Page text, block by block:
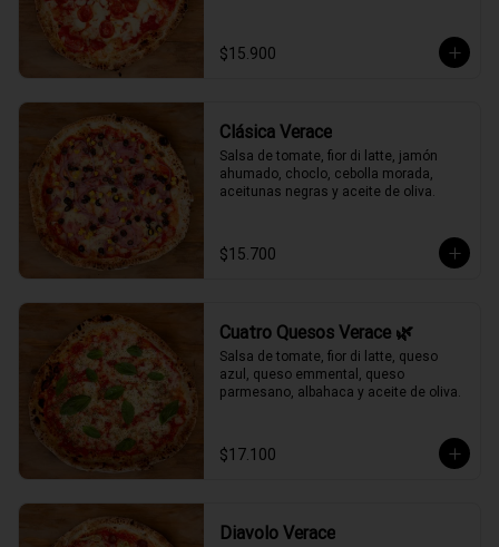
$15.900
Clásica Verace
Salsa de tomate, fior di latte, jamón
ahumado, choclo, cebolla morada,
aceitunas negras y aceite de oliva.
$15.700
Cuatro Quesos Verace 🌿
Salsa de tomate, fior di latte, queso
azul, queso emmental, queso
parmesano, albahaca y aceite de oliva.
$17.100
Diavolo Verace